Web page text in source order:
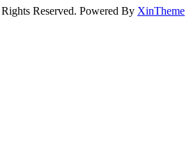
Reserved. Powered By XinTheme